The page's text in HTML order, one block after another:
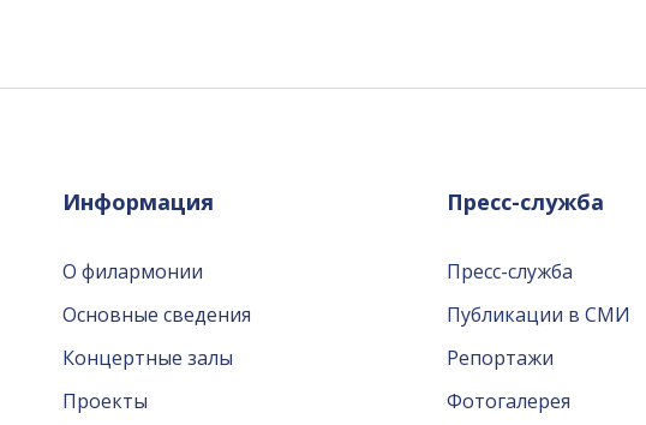
Информация
О филармонии
Основные сведения
Концертные залы
Проекты
Пресс-служба
Пресс-служба
Публикации в СМИ
Репортажи
Фотогалерея